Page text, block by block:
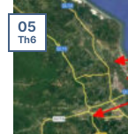
05
Th6